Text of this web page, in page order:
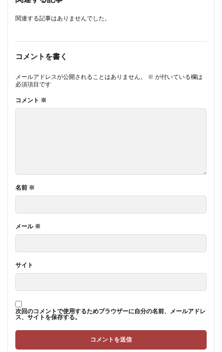
関連する記事はありませんでした。
コメントを書く
メールアドレスが公開されることはありません。 ※ が付いている欄は
必須項目です
コメント ※
名前 ※
メール ※
サイト
次回のコメントで使用するためブラウザーに自分の名前、メールアドレ
ス、サイトを保存する。